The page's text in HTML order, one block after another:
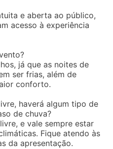
e aberta ao público,
acesso à experiência
já que as noites de
ser frias, além de
conforto.
haverá algum tipo de
de chuva?
e vale sempre estar
Fique atendo às
da apresentação.